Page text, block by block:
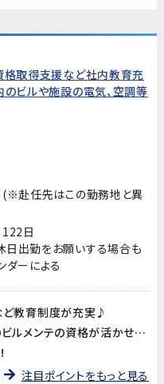
格取得支援など社内教育充
ビルや施設の電気、空調等
赴任先はこの勤務地と異
日
出勤をお願いする場合も
ダーによる
教育制度が充実♪
電気工事士や施工管理士などのビルメンテの資格が活かせます!
注目ポイントをもっと見る